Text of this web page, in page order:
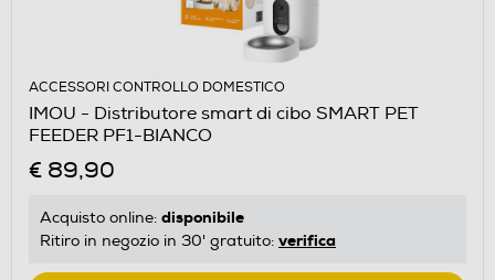
ACCESSORI CONTROLLO DOMESTICO
IMOU - Distributore smart di cibo SMART PET
FEEDER PF1-BIANCO
€ 89,90
Acquisto online: disponibile
Ritiro in negozio in 30' gratuito: verifica